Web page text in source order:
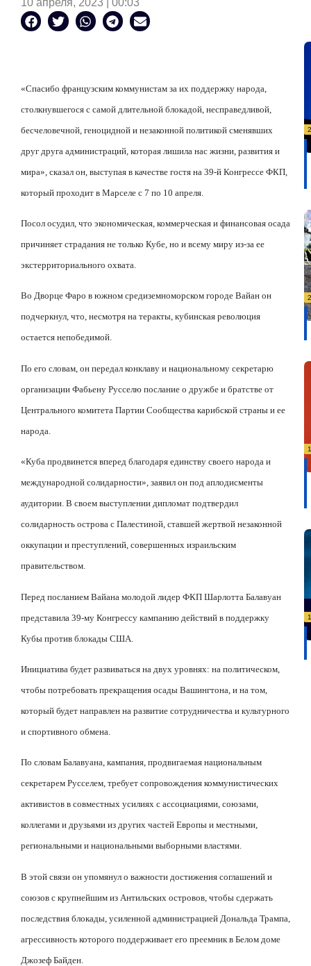
10 апреля, 2023 | 00:03
«Спасибо французским коммунистам за их поддержку народа,
столкнувшегося с самой длительной блокадой, несправедливой,
бесчеловечной, геноцидной и незаконной политикой сменявших
друг друга администраций, которая лишила нас жизни, развития и
мира», сказал он, выступая в качестве гостя на 39-й Конгрессе ФКП,
который проходит в Марселе с 7 по 10 апреля.
Посол осудил, что экономическая, коммерческая и финансовая осада
причиняет страдания не только Кубе, но и всему миру из-за ее
экстерриториального охвата.
Во Дворце Фаро в южном средиземноморском городе Вайан он
подчеркнул, что, несмотря на теракты, кубинская революция
остается непобедимой.
По его словам, он передал конклаву и национальному секретарю
организации Фабьену Русселю послание о дружбе и братстве от
Центрального комитета Партии Сообщества карибской страны и ее
народа.
«Куба продвинется вперед благодаря единству своего народа и
международной солидарности», заявил он под аплодисменты
аудитории. В своем выступлении дипломат подтвердил
солидарность острова с Палестиной, ставшей жертвой незаконной
оккупации и преступлений, совершенных израильским
правительством.
Перед посланием Вайана молодой лидер ФКП Шарлотта Балавуан
представила 39-му Конгрессу кампанию действий в поддержку
Кубы против блокады США.
Инициатива будет развиваться на двух уровнях: на политическом,
чтобы потребовать прекращения осады Вашингтона, и на том,
который будет направлен на развитие сотрудничества и культурного
и спортивного обмена.
По словам Балавуана, кампания, продвигаемая национальным
секретарем Русселем, требует сопровождения коммунистических
активистов в совместных усилиях с ассоциациями, союзами,
коллегами и друзьями из других частей Европы и местными,
региональными и национальными выборными властями.
В этой связи он упомянул о важности достижения соглашений и
союзов с крупнейшим из Антильских островов, чтобы сдержать
последствия блокады, усиленной администрацией Дональда Трампа,
агрессивность которого поддерживает его преемник в Белом доме
Джозеф Байден.